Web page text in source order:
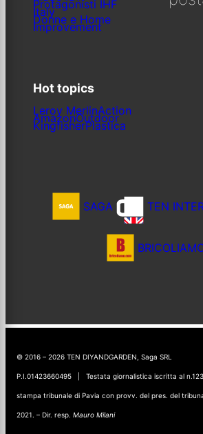
Protagonisti IHF
Italy
Donne e Home
Improvement
Hot topics
Leroy MerlinAction
AmazonOutdoor
KingfisherPlastica
SAGA TEN
© 2016 – 2026 TEN DIYANDGARDEN, Saga SRL
P.I.01423660495 | Testata giornalistica iscritta al
stampa tribunale di Pavia con provv. del pres. del
2021. – Dir. resp. Mauro Milani